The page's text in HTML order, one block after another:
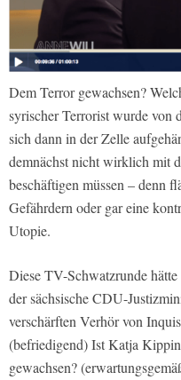
Dem Terror gewachsen?
syrischer Terrorist wurde von
sich dann in der Zelle
demnächst nicht wirklich mit
beschäftigen müssen – denn
Gefährdern oder gar eine
Utopie.
Diese TV-Schwatzrunde
der sächsische CDU-
verschärften Verhör von
(befriedigend) Ist Katja
gewachsen?